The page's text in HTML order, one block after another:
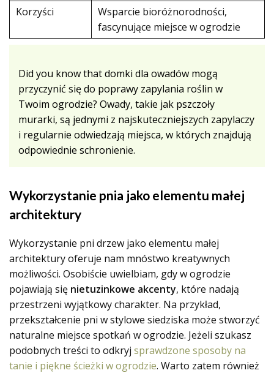
Korzyści
Wsparcie bioróżnorodności,
fascynujące miejsce w ogrodzie
Did you know that domki dla owadów mogą
przyczynić się do poprawy zapylania roślin w
Twoim ogrodzie? Owady, takie jak pszczoły
murarki, są jednymi z najskuteczniejszych zapylaczy
i regularnie odwiedzają miejsca, w których znajdują
odpowiednie schronienie.
Wykorzystanie pnia jako elementu małej
architektury
Wykorzystanie pni drzew jako elementu małej
architektury oferuje nam mnóstwo kreatywnych
możliwości. Osobiście uwielbiam, gdy w ogrodzie
pojawiają się nietuzinkowe akcenty, które nadają
przestrzeni wyjątkowy charakter. Na przykład,
przekształcenie pni w stylowe siedziska może stworzyć
naturalne miejsce spotkań w ogrodzie. Jeżeli szukasz
podobnych treści to odkryj sprawdzone sposoby na
tanie i piękne ścieżki w ogrodzie. Warto zatem również